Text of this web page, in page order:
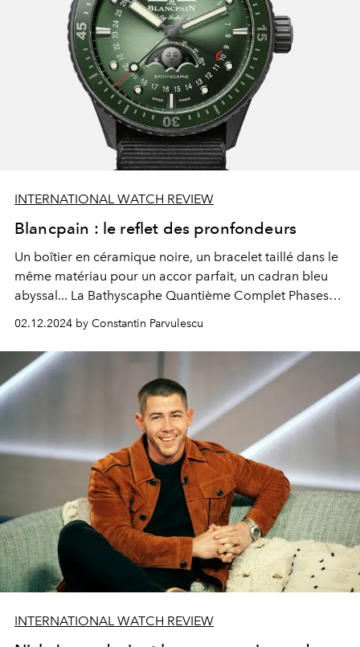
INTERNATIONAL WATCH REVIEW
Blancpain : le reflet des pronfondeurs
Un boîtier en céramique noire, un bracelet taillé dans le
même matériau pour un accor parfait, un cadran bleu
abyssal... La Bathyscaphe Quantième Complet Phases
02.12.2024 by Constantin Parvulescu
INTERNATIONAL WATCH REVIEW